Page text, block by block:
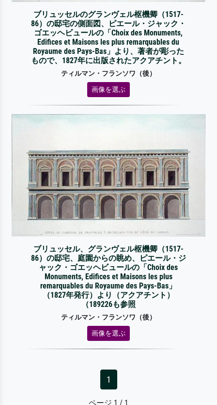
ブリュッセルのグランヴェル枢機卿（1517-
86）の邸宅の側面図、ピエール・ジャック・
ゴエッヘビュールの「Choix des Monuments,
Edifices et Maisons les plus remarquables du
Royaume des Pays-Bas」より、著者が彫った
もので、1827年に出版されたアクアチント。
ティルマン・フランソワ（後）
画像を選ぶ
ブリュッセル、グランヴェル枢機卿（1517-
86）の邸宅、庭園からの眺め、ピエール・ジ
ャック・ゴエッヘビュールの「Choix des
Monuments, Edifices et Maisons les plus
remarquables du Royaume des Pays-Bas」
（1827年発行）より（アクアチント）
（189226も参照
ティルマン・フランソワ（後）
画像を選ぶ
1
ページ 1 / 1